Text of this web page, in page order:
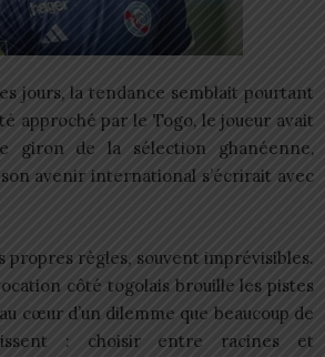
jours, la tendance semblait pourtant
approché par le Togo, le joueur avait
giron de la sélection ghanéenne,
avenir international s’écrirait avec
propres règles, souvent imprévisibles.
côté togolais brouille les pistes
cœur d’un dilemme que beaucoup de
: choisir entre racines et